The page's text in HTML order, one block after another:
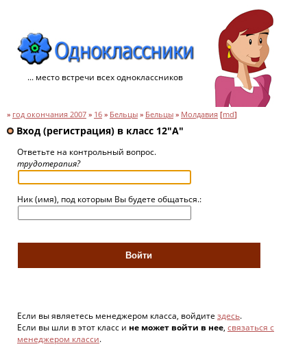
... место встречи всех одноклассников
» год окончания 2007 » 16 » Бельцы » Бельцы » Молдавия [md]
Вход (регистрация) в класс 12"A"
Ответьте на контрольный вопрос.
трудотерапия?
Ник (имя), под которым Вы будете общаться.:
Если вы являетесь менеджером класса, войдите здесь.
Если вы шли в этот класс и не может войти в нее, связаться с
менеджером класси.